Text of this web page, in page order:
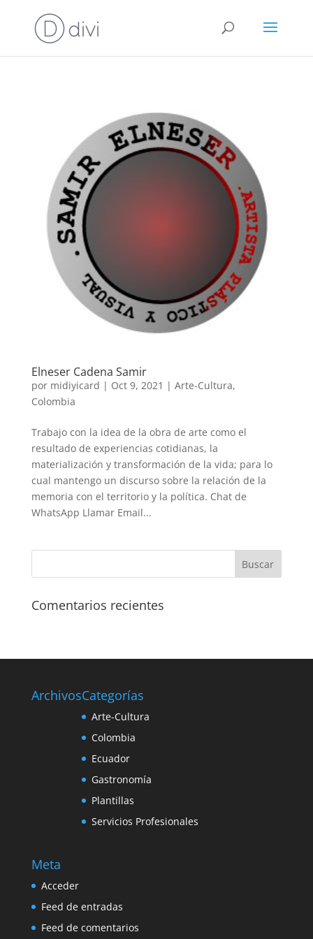
Elneser Cadena Samir
por midiyicard | Oct 9, 2021 | Arte-Cultura,
Colombia
Trabajo con la idea de la obra de arte como el
resultado de experiencias cotidianas, la
materialización y transformación de la vida; para lo
cual mantengo un discurso sobre la relación de la
memoria con el territorio y la política. Chat de
WhatsApp Llamar Email...
Comentarios recientes
ArchivosCategorías
Arte-Cultura
Colombia
Ecuador
Gastronomía
Plantillas
Servicios Profesionales
Meta
Acceder
Feed de entradas
Feed de comentarios